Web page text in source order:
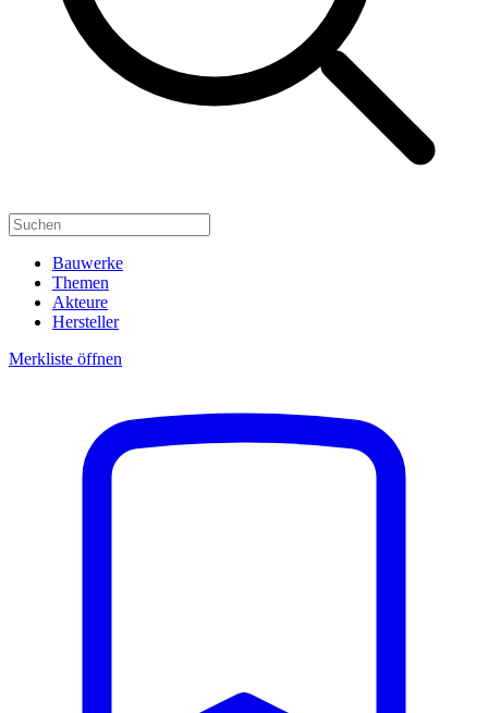
Bauwerke
Themen
Akteure
Hersteller
Merkliste öffnen